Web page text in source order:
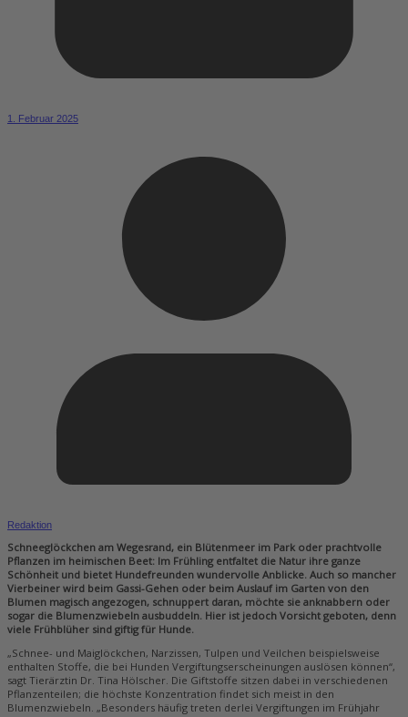
1. Februar 2025
Redaktion
Schneeglöckchen am Wegesrand, ein Blütenmeer im Park oder prachtvolle
Pflanzen im heimischen Beet: Im Frühling entfaltet die Natur ihre ganze
Schönheit und bietet Hundefreunden wundervolle Anblicke. Auch so mancher
Vierbeiner wird beim Gassi-Gehen oder beim Auslauf im Garten von den
Blumen magisch angezogen, schnuppert daran, möchte sie anknabbern oder
sogar die Blumenzwiebeln ausbuddeln. Hier ist jedoch Vorsicht geboten, denn
viele Frühblüher sind giftig für Hunde.
„Schnee- und Maiglöckchen, Narzissen, Tulpen und Veilchen beispielsweise
enthalten Stoffe, die bei Hunden Vergiftungserscheinungen auslösen können“,
sagt Tierärztin Dr. Tina Hölscher. Die Giftstoffe sitzen dabei in verschiedenen
Pflanzenteilen; die höchste Konzentration findet sich meist in den
Blumenzwiebeln. „Besonders häufig treten derlei Vergiftungen im Frühjahr